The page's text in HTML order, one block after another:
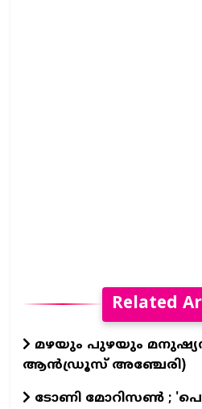
Related
മഴയും പുഴയും
ആൻഡ്രൂസ് അഞ്ചേരി)
ടോണി മോറിസൺ ;